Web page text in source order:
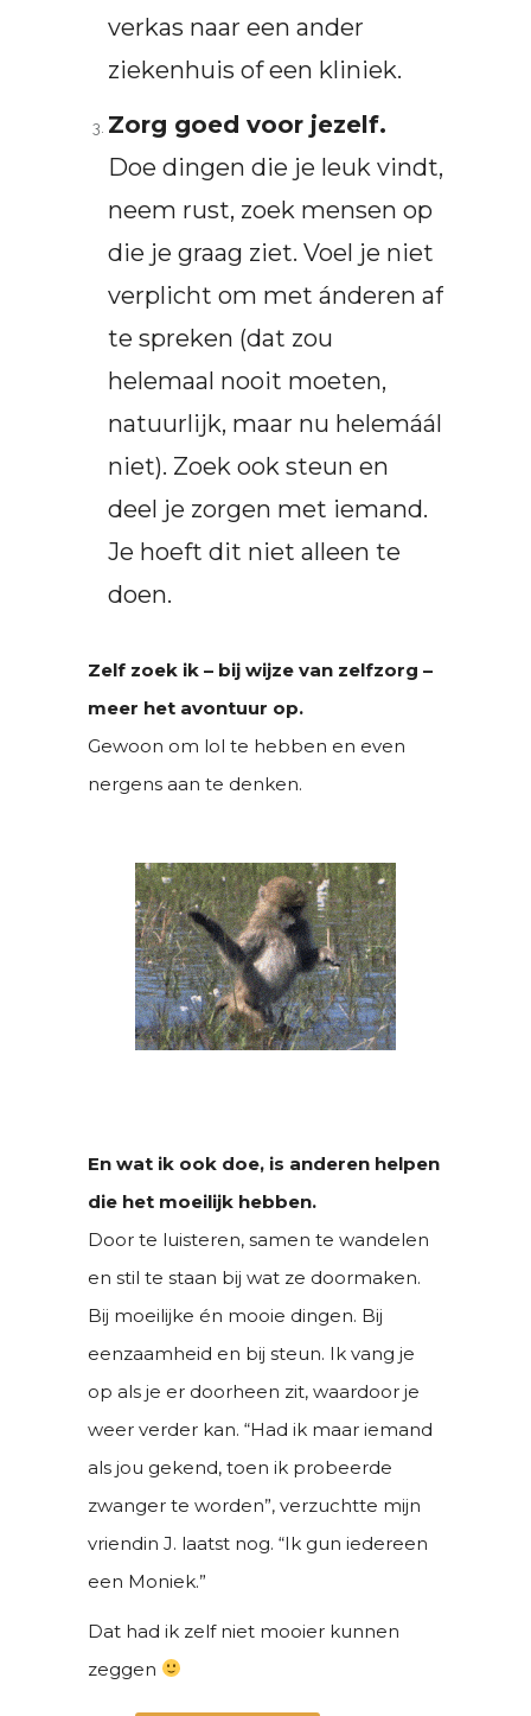
verkas naar een ander
ziekenhuis of een kliniek.
Zorg goed voor jezelf.
Doe dingen die je leuk vindt,
neem rust, zoek mensen op
die je graag ziet. Voel je niet
verplicht om met ánderen af
te spreken (dat zou
helemaal nooit moeten,
natuurlijk, maar nu helemáál
niet). Zoek ook steun en
deel je zorgen met iemand.
Je hoeft dit niet alleen te
doen.
Zelf zoek ik – bij wijze van zelfzorg –
meer het avontuur op.
Gewoon om lol te hebben en even
nergens aan te denken.
En wat ik ook doe, is anderen helpen
die het moeilijk hebben.
Door te luisteren, samen te wandelen
en stil te staan bij wat ze doormaken.
Bij moeilijke én mooie dingen. Bij
eenzaamheid en bij steun. Ik vang je
op als je er doorheen zit, waardoor je
weer verder kan. “Had ik maar iemand
als jou gekend, toen ik probeerde
zwanger te worden”, verzuchtte mijn
vriendin J. laatst nog. “Ik gun iedereen
een Moniek.”
Dat had ik zelf niet mooier kunnen
zeggen